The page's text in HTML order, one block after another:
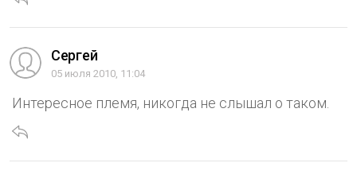
Сергей
05 июля 2010, 11:04
Интересное племя, никогда не слышал о таком.